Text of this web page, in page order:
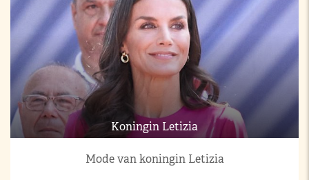
Koningin Letizia
Mode van koningin Letizia